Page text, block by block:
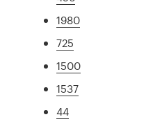
1980
725
1500
1537
44